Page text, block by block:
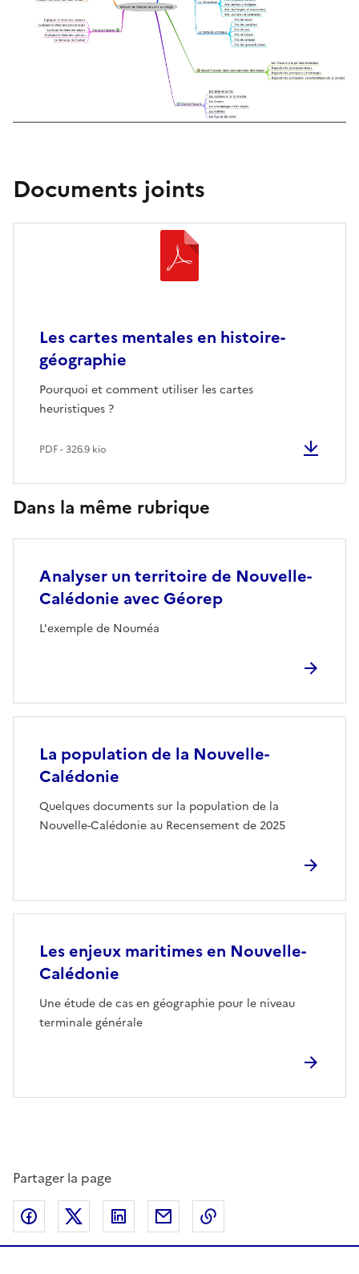
Documents joints
Les cartes mentales en histoire-
géographie
Pourquoi et comment utiliser les cartes
heuristiques ?
PDF - 326.9 kio
Dans la même rubrique
Analyser un territoire de Nouvelle-
Calédonie avec Géorep
L'exemple de Nouméa
La population de la Nouvelle-
Calédonie
Quelques documents sur la population de la
Nouvelle-Calédonie au Recensement de 2025
Les enjeux maritimes en Nouvelle-
Calédonie
Une étude de cas en géographie pour le niveau
terminale générale
Partager la page
Partager sur Facebook
Partager sur Twitter
Partager sur LinkedIn
Partager par email